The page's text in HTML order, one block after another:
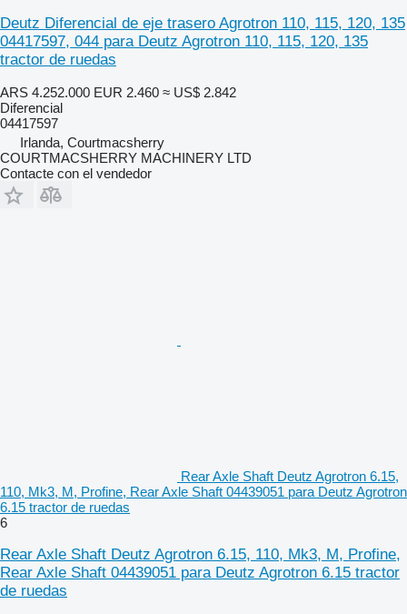
Deutz Diferencial de eje trasero Agrotron 110, 115, 120, 135
04417597, 044 para Deutz Agrotron 110, 115, 120, 135
tractor de ruedas
ARS 4.252.000 EUR 2.460 ≈ US$ 2.842
Diferencial
04417597
Irlanda, Courtmacsherry
COURTMACSHERRY MACHINERY LTD
Contacte con el vendedor
Rear Axle Shaft Deutz Agrotron 6.15,
110, Mk3, M, Profine, Rear Axle Shaft 04439051 para Deutz Agrotron
6.15 tractor de ruedas
6
Rear Axle Shaft Deutz Agrotron 6.15, 110, Mk3, M, Profine,
Rear Axle Shaft 04439051 para Deutz Agrotron 6.15 tractor
de ruedas